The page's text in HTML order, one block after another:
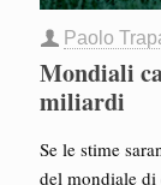
Paolo
Mondiali
miliardi
Se le stime
del mondiale di